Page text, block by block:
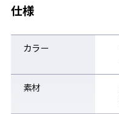
仕様
カラー
素材